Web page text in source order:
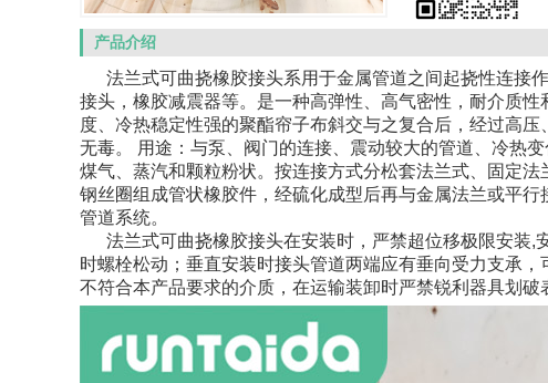
产品介绍
法兰式可曲挠橡胶接头系用于金属管道之间起挠性连接
接头，橡胶减震器等。是一种高弹性、高气密性，耐介质
度、冷热稳定性强的聚酯帘子布斜交与之复合后，经过高
无毒。 用途：与泵、阀门的连接、震动较大的管道、冷热
煤气、蒸汽和颗粒粉状。按连接方式分松套法兰式、固定
钢丝圈组成管状橡胶件，经硫化成型后再与金属法兰或平
管道系统。
法兰式可曲挠橡胶接头在安装时，严禁超位移极限安装,
时螺栓松动；垂直安装时接头管道两端应有垂向受力支承
不符合本产品要求的介质，在运输装卸时严禁锐利器具划破